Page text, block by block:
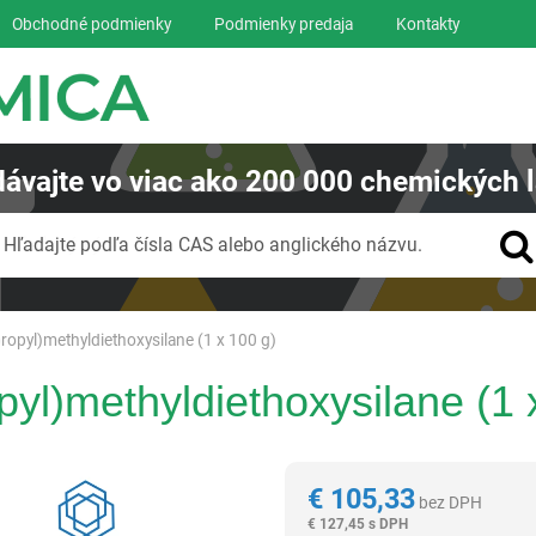
(1 x 100 g)
(1
€105,33 bez DPH
€ 127,45 s DPH
Obchodné podmienky Podmienky predaja Kontakty
vo viac ako200 000 chemických
Hľadajte podľa čísla CAS alebo anglického názvu.